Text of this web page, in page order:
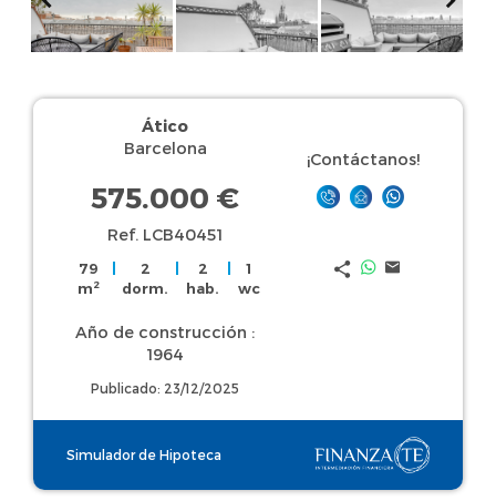
Ático
Barcelona
575.000 €
Ref. LCB40451
79
m2
2
dorm.
2
hab.
1
wc
Año de construcción :
1964
Publicado: 23/12/2025
¡Contáctanos!
Simulador de Hipoteca